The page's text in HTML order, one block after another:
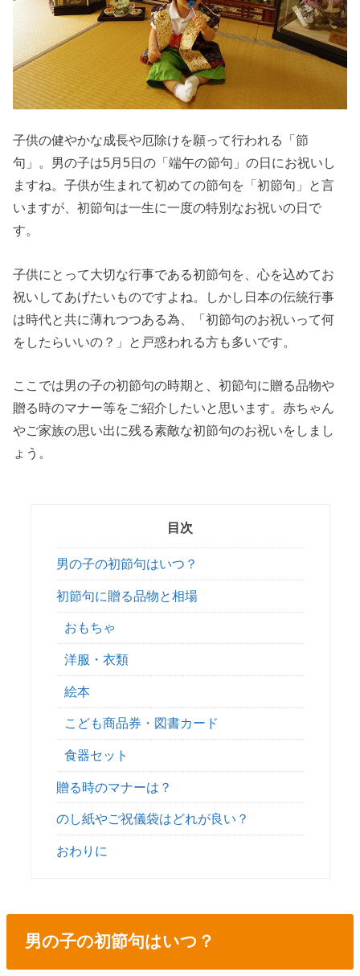
子供の健やかな成長や厄除けを願って行われる「節
句」。男の子は5月5日の「端午の節句」の日にお祝いし
ますね。子供が生まれて初めての節句を「初節句」と言
いますが、初節句は一生に一度の特別なお祝いの日で
す。
子供にとって大切な行事である初節句を、心を込めてお
祝いしてあげたいものですよね。しかし日本の伝統行事
は時代と共に薄れつつある為、「初節句のお祝いって何
をしたらいいの？」と戸惑われる方も多いです。
ここでは男の子の初節句の時期と、初節句に贈る品物や
贈る時のマナー等をご紹介したいと思います。赤ちゃん
やご家族の思い出に残る素敵な初節句のお祝いをしまし
ょう。
目次
男の子の初節句はいつ？
初節句に贈る品物と相場
おもちゃ
洋服・衣類
絵本
こども商品券・図書カード
食器セット
贈る時のマナーは？
のし紙やご祝儀袋はどれが良い？
おわりに
男の子の初節句はいつ？